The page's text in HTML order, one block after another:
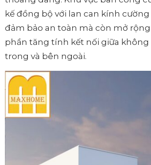
kế đồng bộ với lan can kính
đảm bảo an toàn mà còn mở
phần tăng tính kết nối giữa không
trong và bên ngoài.